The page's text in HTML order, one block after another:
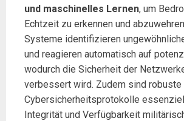
und maschinelles Lernen, um
Echtzeit zu erkennen und
Systeme identifizieren
und reagieren automatisch auf
wodurch die Sicherheit der
verbessert wird. Zudem sind robuste
Cybersicherheitsprotokolle
Integrität und Verfügbarkeit